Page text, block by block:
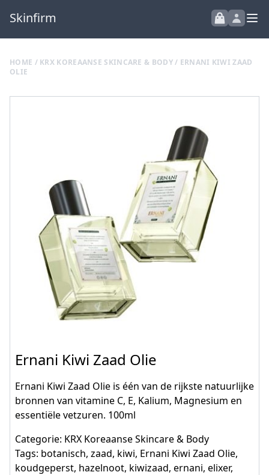
Skinfirm
HOME / KRX KOREAANSE SKINCARE & BODY/ ERNANI KIWI ZAAD
OLIE
Ernani Kiwi Zaad Olie
Ernani Kiwi Zaad Olie is één van de rijkste natuurlijke
bronnen van vitamine C, E, Kalium, Magnesium en
essentiële vetzuren. 100ml
Categorie: KRX Koreaanse Skincare & Body
Tags: botanisch, zaad, kiwi, Ernani Kiwi Zaad Olie,
koudgeperst, hazelnoot, kiwizaad, ernani, elixer,